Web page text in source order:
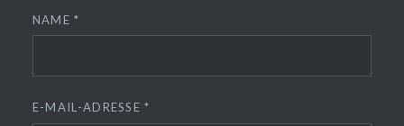
NAME*
E-MAIL-ADRESSE*